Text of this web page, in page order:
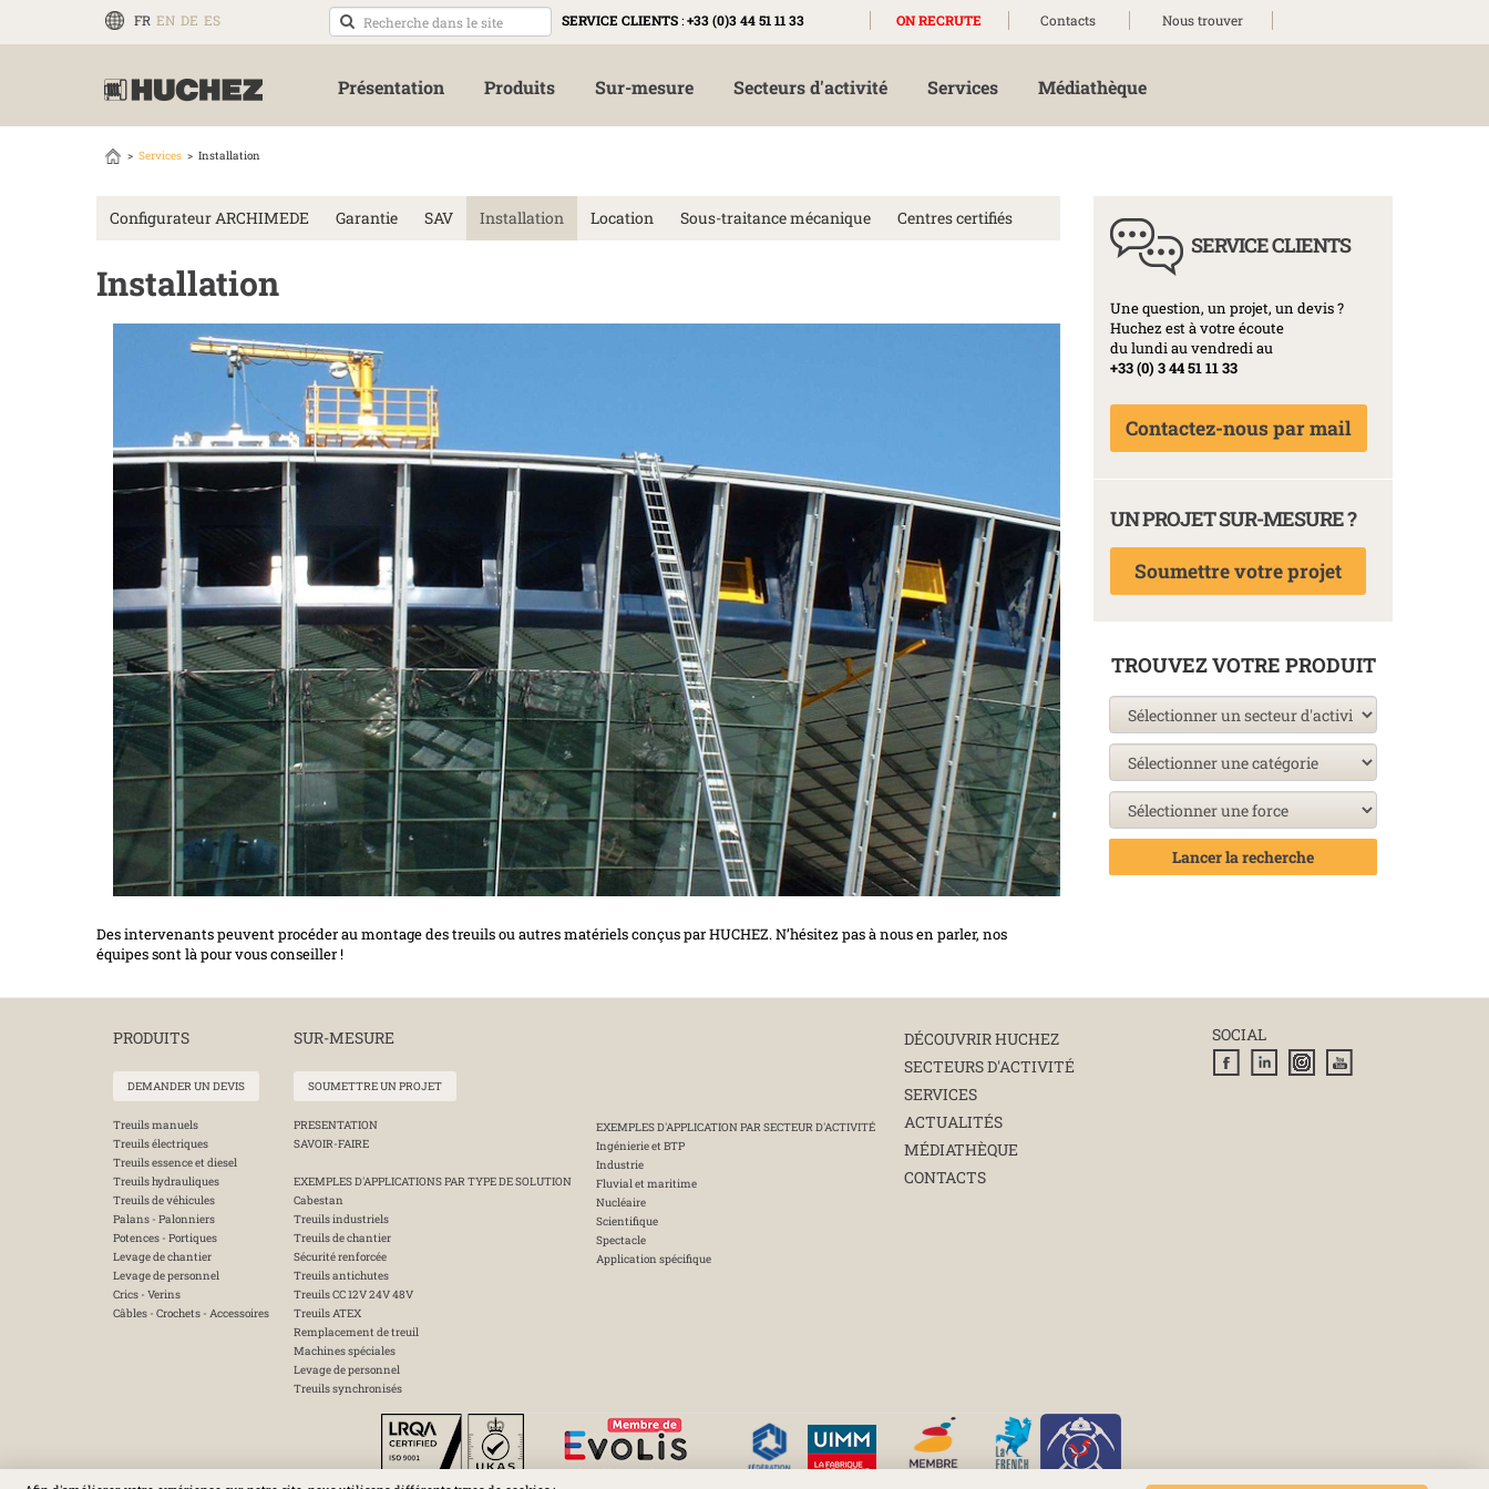
FR EN DE ES SERVICE CLIENTS:+33 (0)3 44 51 11 33 ON RECRUTE Contacts Nous trouver
Présentation Produits Sur-mesure Secteurs d'activité Services Médiathèque
Services Installation
Configurateur ARCHIMEDE Garantie SAV Installation Location Sous-traitance mécanique Centres certifiés
Installation
Des intervenants peuvent procéder au montage des treuils ou autres matériels conçus par HUCHEZ. N’hésitez pas à nous en parler, nos
équipes sont là pour vous conseiller !
SERVICE CLIENTS
Une question, un projet, un devis ?
Huchez est à votre écoute
du lundi au vendredi au
+33 (0) 3 44 51 11 33
Contactez-nous par mail
UN PROJET SUR-MESURE ?
Soumettre votre projet
TROUVEZ VOTRE PRODUIT
Lancer la recherche
PRODUITS
DEMANDER UN DEVIS
Treuils manuels
Treuils électriques
Treuils essence et diesel
Treuils hydrauliques
Treuils de véhicules
Palans - Palonniers
Potences - Portiques
Levage de chantier
Levage de personnel
Crics - Verins
Câbles - Crochets - Accessoires
SUR-MESURE
SOUMETTRE UN PROJET
PRESENTATION
SAVOIR-FAIRE
EXEMPLES D'APPLICATIONS PAR TYPE DE SOLUTION
Cabestan
Treuils industriels
Treuils de chantier
Sécurité renforcée
Treuils antichutes
Treuils CC 12V 24V 48V
Treuils ATEX
Remplacement de treuil
Machines spéciales
Levage de personnel
Treuils synchronisés
EXEMPLES D'APPLICATION PAR SECTEUR D'ACTIVITÉ
Ingénierie et BTP
Industrie
Fluvial et maritime
Nucléaire
Scientifique
Spectacle
Application spécifique
DÉCOUVRIR HUCHEZ
SECTEURS D'ACTIVITÉ
SERVICES
ACTUALITÉS
MÉDIATHÈQUE
CONTACTS
SOCIAL